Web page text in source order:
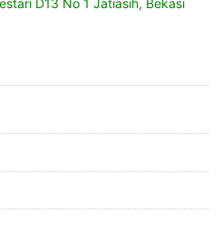
D13 No 1 Jatiasih, Bekasi